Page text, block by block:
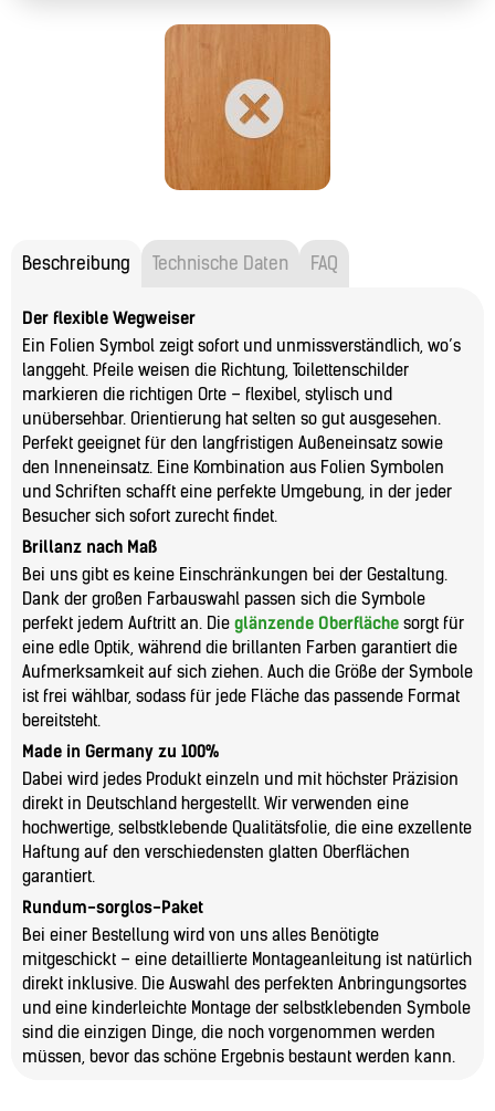
Beschreibung Technische Daten FAQ
Der flexible Wegweiser
Ein Folien Symbol zeigt sofort und unmissverständlich, wo’s
langgeht. Pfeile weisen die Richtung, Toilettenschilder
markieren die richtigen Orte – flexibel, stylisch und
unübersehbar. Orientierung hat selten so gut ausgesehen.
Perfekt geeignet für den langfristigen Außeneinsatz sowie
den Inneneinsatz. Eine Kombination aus Folien Symbolen
und Schriften schafft eine perfekte Umgebung, in der jeder
Besucher sich sofort zurecht findet.
Brillanz nach Maß
Bei uns gibt es keine Einschränkungen bei der Gestaltung.
Dank der großen Farbauswahl passen sich die Symbole
perfekt jedem Auftritt an. Die glänzende Oberfläche sorgt für
eine edle Optik, während die brillanten Farben garantiert die
Aufmerksamkeit auf sich ziehen. Auch die Größe der Symbole
ist frei wählbar, sodass für jede Fläche das passende Format
bereitsteht.
Made in Germany zu 100%
Dabei wird jedes Produkt einzeln und mit höchster Präzision
direkt in Deutschland hergestellt. Wir verwenden eine
hochwertige, selbstklebende Qualitätsfolie, die eine exzellente
Haftung auf den verschiedensten glatten Oberflächen
garantiert.
Rundum-sorglos-Paket
Bei einer Bestellung wird von uns alles Benötigte
mitgeschickt – eine detaillierte Montageanleitung ist natürlich
direkt inklusive. Die Auswahl des perfekten Anbringungsortes
und eine kinderleichte Montage der selbstklebenden Symbole
sind die einzigen Dinge, die noch vorgenommen werden
müssen, bevor das schöne Ergebnis bestaunt werden kann.